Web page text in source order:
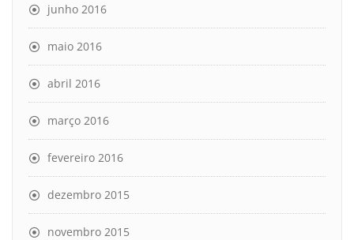
junho 2016
maio 2016
abril 2016
março 2016
fevereiro 2016
dezembro 2015
novembro 2015